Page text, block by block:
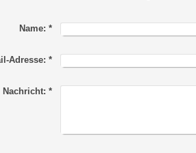
Name: *
Adresse: *
Nachricht: *